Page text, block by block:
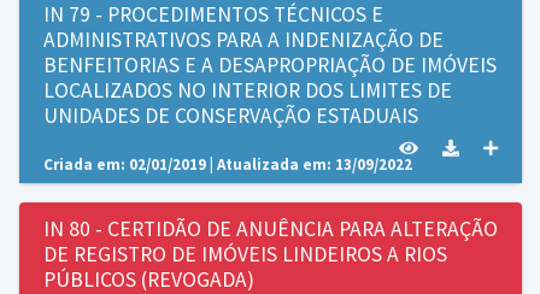
IN 79 - PROCEDIMENTOS TÉCNICOS E
ADMINISTRATIVOS PARA A INDENIZAÇÃO DE
BENFEITORIAS E A DESAPROPRIAÇÃO DE IMÓVEIS
LOCALIZADOS NO INTERIOR DOS LIMITES DE
UNIDADES DE CONSERVAÇÃO ESTADUAIS
Criada em: 02/01/2019 | Atualizada em: 13/09/2022
IN 80 - CERTIDÃO DE ANUÊNCIA PARA ALTERAÇÃO
DE REGISTRO DE IMÓVEIS LINDEIROS A RIOS
PÚBLICOS (REVOGADA)